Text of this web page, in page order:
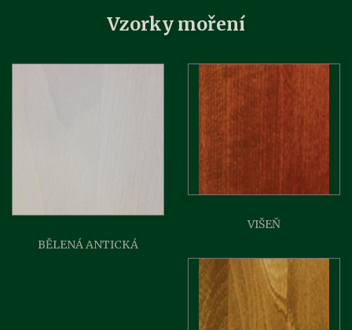
Vzorky moření
BĚLENÁ ANTICKÁ
VIŠEŇ